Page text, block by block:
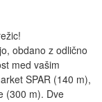
obdano z odlično
med vašim
SPAR (140 m),
(300 m). Dve